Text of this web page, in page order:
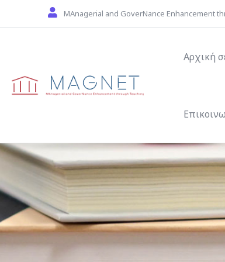
Skip to main contentMAnagerial and GoverNance Enhancement
Αρχική